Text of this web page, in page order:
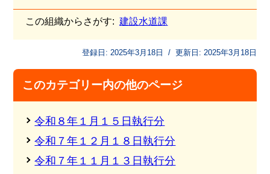
この組織からさがす:建設水道課
登録日: 2025年3月18日 / 更新日: 2025年3月18日
このカテゴリー内の他のページ
令和８年１月１５日執行分
令和７年１２月１８日執行分
令和７年１１月１３日執行分